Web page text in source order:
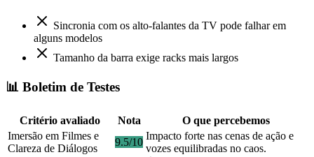
Sincronia com os alto-falantes da TV pode falhar em
alguns modelos
Tamanho da barra exige racks mais largos
📊 Boletim de Testes
Critério avaliado Nota
O que percebemos
Imersão em Filmes e
Clareza de Diálogos
9.5/10
Impacto forte nas cenas de ação e
vozes equilibradas no caos.